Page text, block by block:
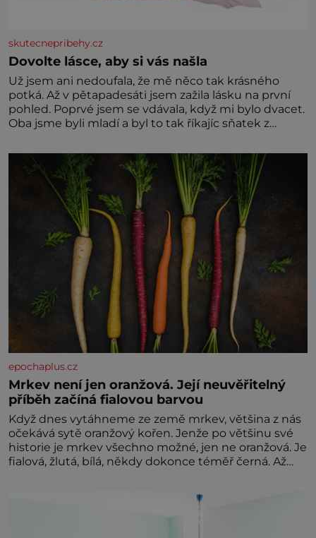
skutecnepribehy.cz
Dovolte lásce, aby si vás našla
Už jsem ani nedoufala, že mě něco tak krásného
potká. Až v pětapadesáti jsem zažila lásku na první
pohled. Poprvé jsem se vdávala, když mi bylo dvacet.
Oba jsme byli mladí a byl to tak říkajíc sňatek z
zaopatřený mladý muž. Manželství nám oběma moc
nesvědčilo, brzy jsme zjistili, že
epochaplus.cz
Mrkev není jen oranžová. Její neuvěřitelný
příběh začíná fialovou barvou
Když dnes vytáhneme ze země mrkev, většina z nás
očekává sytě oranžový kořen. Jenže po většinu své
historie je mrkev všechno možné, jen ne oranžová. Je
fialová, žlutá, bílá, někdy dokonce téměř černá. Až
nedokážeme představit. Její příběh je